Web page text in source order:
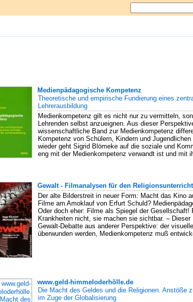
Medienpädagogische Kompetenz
Theoretische und empirische Fundierung eines
Lehrerausbildung
Medienkompetenz gilt es nicht nur zu vermitteln,
Lehrenden selbst anzueignen. Aus dieser
wissenschaftliche Band zur Medienkompetenz
Kompetenz von Schülern, Kindern und
wieder geht Sigrid Blömeke auf die soziale und
eng mit der Medienkompetenz verwandt ist und mit
Gewalt - Filmanalysen für den Religionsunterricht
Der alte Bilderstreit in neuer Form: Macht das Kino
Filme am Amoklauf von Erfurt Schuld?
Oder doch eher: Filme als Spiegel der Gesellschaft!
Krankheiten nicht, sie machen sie sichtbar. –
Gewalt-Debatte aus anderer Perspektive: der
überwunden werden, Medienkompetenz muß
www.geld-himmeloderhölle.de
Die Macht des Geldes und die Religionen. Anstöße
im Zuge der Globalisierung